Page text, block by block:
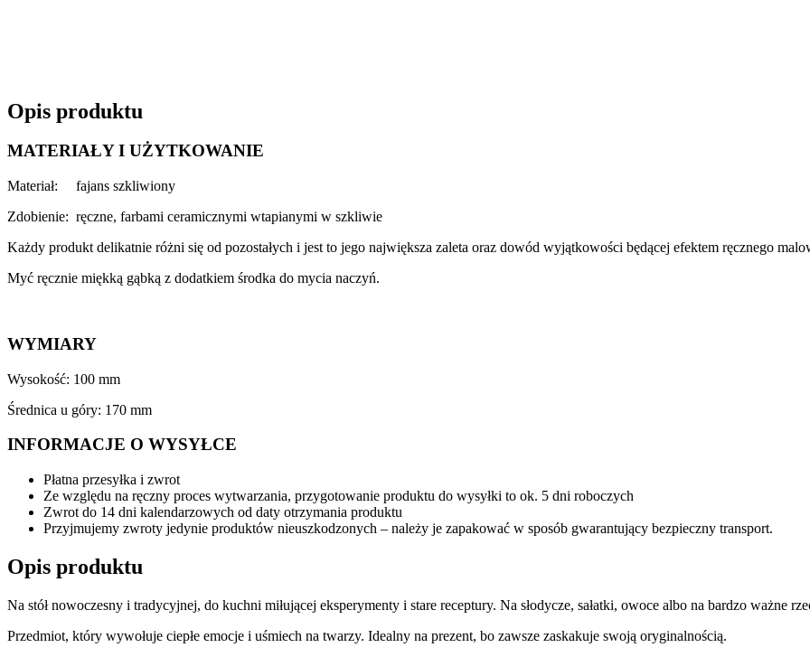
Opis produktu
MATERIAŁY I UŻYTKOWANIE
Materiał: fajans szkliwiony
Zdobienie: ręczne, farbami ceramicznymi wtapianymi w szkliwie
Każdy produkt delikatnie różni się od pozostałych i jest to jego największa zaleta oraz dowód wyjątkowości będącej efektem ręcznego
Myć ręcznie miękką gąbką z dodatkiem środka do mycia naczyń.
WYMIARY
Wysokość: 100 mm
Średnica u góry: 170 mm
INFORMACJE O WYSYŁCE
Płatna przesyłka i zwrot
Ze względu na ręczny proces wytwarzania, przygotowanie produktu do wysyłki to ok. 5 dni roboczych
Zwrot do 14 dni kalendarzowych od daty otrzymania produktu
Przyjmujemy zwroty jedynie produktów nieuszkodzonych – należy je zapakować w sposób gwarantujący bezpieczny transport.
Opis produktu
Na stół nowoczesny i tradycyjnej, do kuchni miłującej eksperymenty i stare receptury. Na słodycze, sałatki, owoce albo na bardzo ważne
Przedmiot, który wywołuje ciepłe emocje i uśmiech na twarzy. Idealny na prezent, bo zawsze zaskakuje swoją oryginalnością.